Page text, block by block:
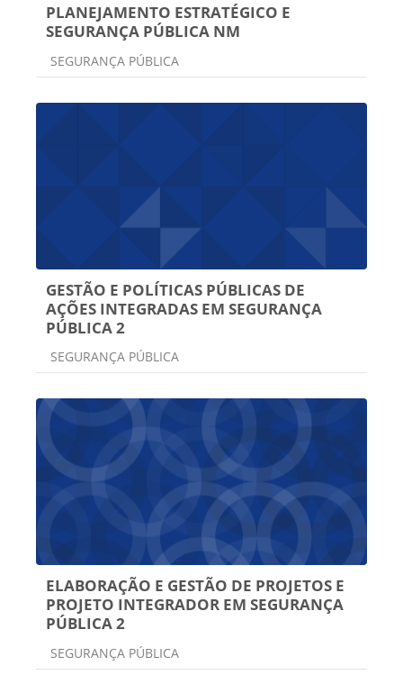
PLANEJAMENTO ESTRATÉGICO E
SEGURANÇA PÚBLICA NM
Categoria do curso
SEGURANÇA PÚBLICA
GESTÃO E POLÍTICAS PÚBLICAS DE
AÇÕES INTEGRADAS EM SEGURANÇA
PÚBLICA 2
Categoria do curso
SEGURANÇA PÚBLICA
ELABORAÇÃO E GESTÃO DE PROJETOS E
PROJETO INTEGRADOR EM SEGURANÇA
PÚBLICA 2
Categoria do curso
SEGURANÇA PÚBLICA